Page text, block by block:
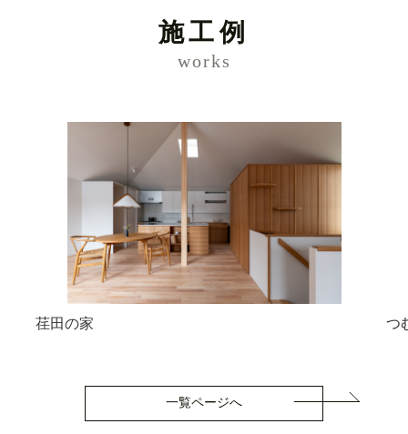
施工例
works
荏田の家 つ
一覧ページへ